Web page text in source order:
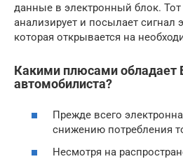
данные в электронный блок.
анализирует и посылает сигнал
которая открывается на
Какими плюсами обладает
автомобилиста?
Прежде всего
снижению потребления
Несмотря на